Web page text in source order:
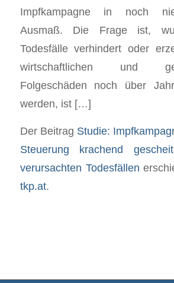
Impfkampagne in noch
Ausmaß. Die Frage ist,
Todesfälle verhindert oder
wirtschaftlichen und
Folgeschäden noch über
werden, ist […]
Der Beitrag Studie:
Steuerung krachend
verursachten Todesfällen
tkp.at.